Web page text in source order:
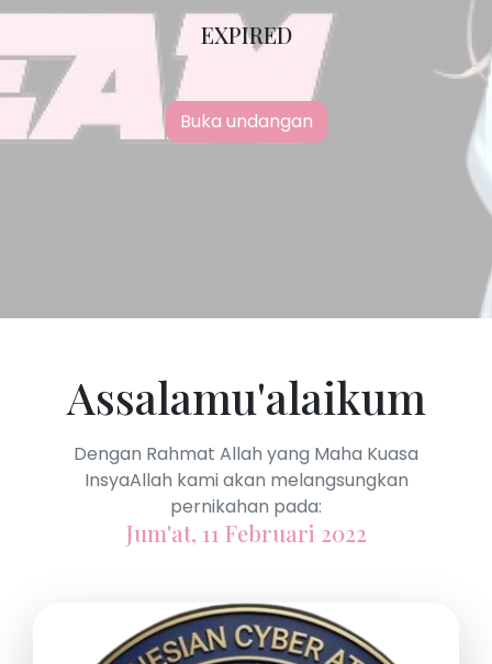
EXPIRED
Buka undangan
Assalamu'alaikum
Dengan Rahmat Allah yang Maha Kuasa
InsyaAllah kami akan melangsungkan
pernikahan pada:
Jum'at, 11 Februari 2022